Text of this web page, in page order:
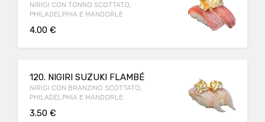
NIRIGI CON TONNO SCOTTATO,
PHILADELPHIA E MANDORLE
4.00 €
120. NIGIRI SUZUKI FLAMBÉ
NIRIGI CON BRANZINO SCOTTATO,
PHILADELPHIA E MANDORLE
3.50 €